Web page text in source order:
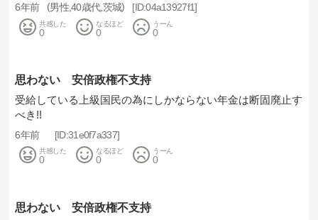
6年前 男性 40歳代 茨城 04a13927f1
共感した
0
なるほど
0
うーん
0
思わない 安倍政権不支持
受給している上級国民の為にしかならない年金は断固廃止す
べき!!
6年前 31e0f7a337
共感した
0
なるほど
0
うーん
0
思わない 安倍政権不支持